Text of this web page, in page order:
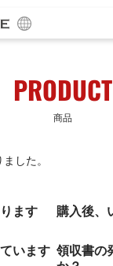
PRODUCT
商品
した。
ます
購入後、
います 領収書の